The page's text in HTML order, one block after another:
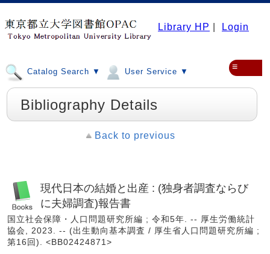
Library HP Login
Catalog Search ▼ User Service ▼ ≡
Bibliography Details
Back to previous
現代日本の結婚と出産 : (独身者調査ならび
に夫婦調査)報告書
国立社会保障・人口問題研究所編 ; 令和5年. -- 厚生労働統計
協会, 2023. -- (出生動向基本調査 / 厚生省人口問題研究所編 ;
第16回). <BB02424871>